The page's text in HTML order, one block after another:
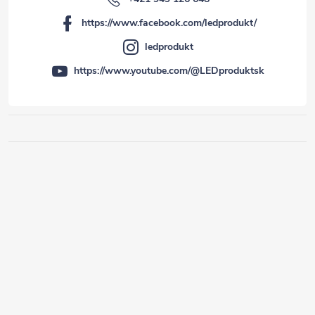
https://www.facebook.com/ledprodukt/
ledprodukt
https://www.youtube.com/@LEDproduktsk